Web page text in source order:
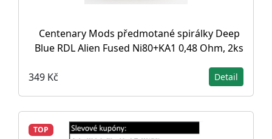
Centenary Mods předmotané spirálky Deep
Blue RDL Alien Fused Ni80+KA1 0,48 Ohm, 2ks
349 Kč Detail
TOP